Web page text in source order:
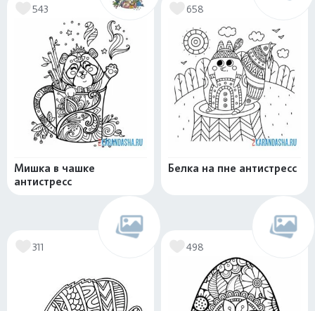
543
Мишка в чашке
антистресс
658
Белка на пне антистресс
311 498